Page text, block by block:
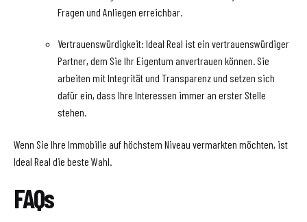
Fragen und Anliegen erreichbar.
Vertrauenswürdigkeit: Ideal Real ist ein vertrauenswürdiger
Partner, dem Sie Ihr Eigentum anvertrauen können. Sie
arbeiten mit Integrität und Transparenz und setzen sich
dafür ein, dass Ihre Interessen immer an erster Stelle
stehen.
Wenn Sie Ihre Immobilie auf höchstem Niveau vermarkten möchten, ist
Ideal Real die beste Wahl.
FAQs